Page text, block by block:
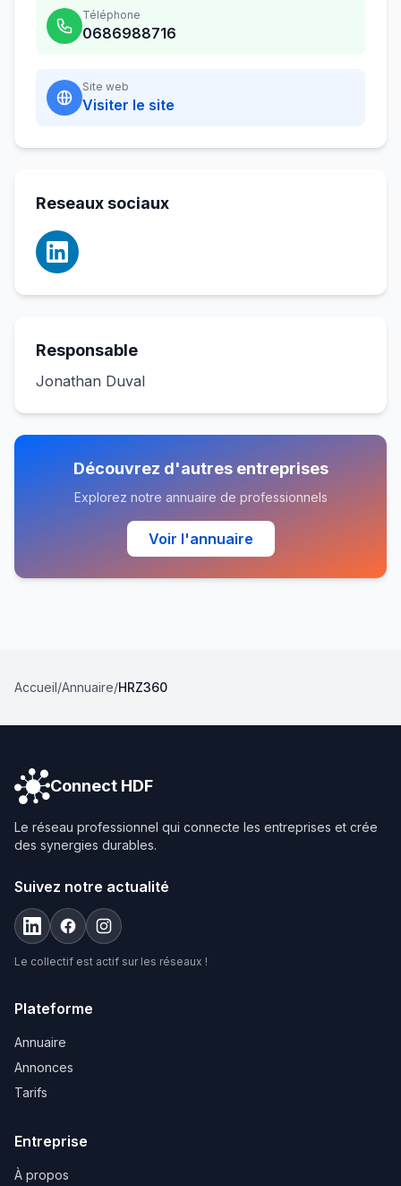
Téléphone
0686988716
Site web
Visiter le site
Reseaux sociaux
Responsable
Jonathan Duval
Découvrez d'autres entreprises
Explorez notre annuaire de professionnels
Voir l'annuaire
Accueil/Annuaire/HRZ360
Connect HDF
Le réseau professionnel qui connecte les entreprises et crée
des synergies durables.
Suivez notre actualité
Le collectif est actif sur les réseaux !
Plateforme
Annuaire
Annonces
Tarifs
Entreprise
À propos